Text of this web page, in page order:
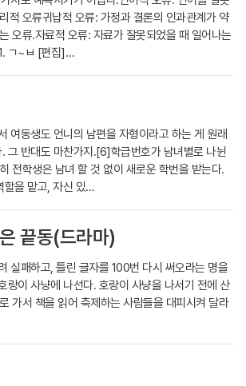
적 오류귀납적 오류: 가정과 결론의 인과관계가 약
오류.자료적 오류: 자료가 잘못되었을 때 일어나는
ㄱ~ㅂ [편집]…
여동생도 언니의 남편을 자형이라고 하는 게 원래
그 반대도 마찬가지.[6]학급번호가 남녀별로 나뉜
전학생은 남녀 할 것 없이 새로운 학번을 받는다.
할을 맡고, 자신 있…
끝동(드라마)
실패하고, 틀린 글자를 100번 다시 써오라는 명을
랑이 사냥에 나선다. 호랑이 사냥을 나서기 전에 산
가서 책을 읽어 축제하는 사람들을 대피시켜 달라